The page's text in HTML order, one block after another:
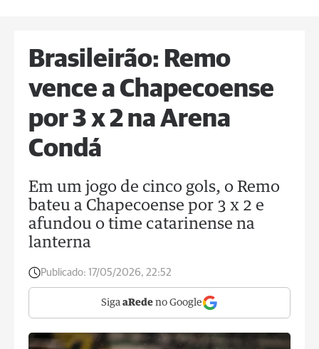
Brasileirão: Remo
vence a Chapecoense
por 3 x 2 na Arena
Condá
Em um jogo de cinco gols, o Remo
bateu a Chapecoense por 3 x 2 e
afundou o time catarinense na
lanterna
Publicado: 17/05/2026, 22:52
Siga aRede no Google